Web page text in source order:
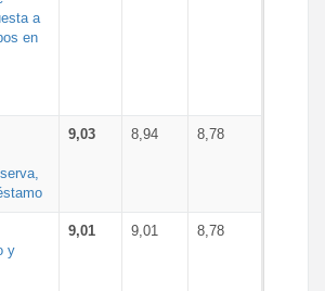
a
en
9,03 8,94 8,78
y
9,01 9,01 8,78